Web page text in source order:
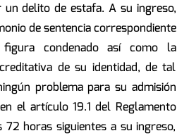
delito de estafa. A su ingreso,
de sentencia correspondiente
condenado así como la
de su identidad, de tal
problema para su admisión
el artículo 19.1 del Reglamento
72 horas siguientes a su ingreso,